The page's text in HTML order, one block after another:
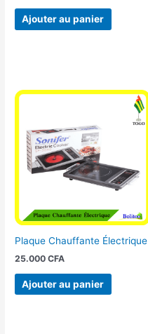
Ajouter au panier
Plaque Chauffante Électrique
25.000CFA
Ajouter au panier